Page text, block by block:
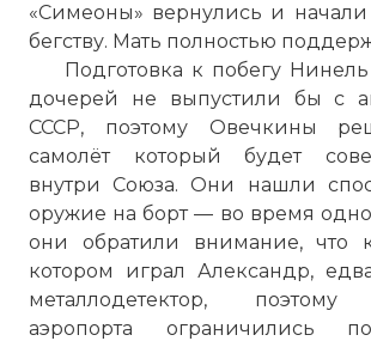
«Симеоны» вернулись и начали
бегству. Мать полностью
Подготовка к побегу
дочерей не выпустили бы с
СССР, поэтому Овечкины
самолёт который будет
внутри Союза. Они нашли
оружие на борт — во время
они обратили внимание, что
котором играл Александр,
металлодетектор, поэтому
аэропорта ограничились